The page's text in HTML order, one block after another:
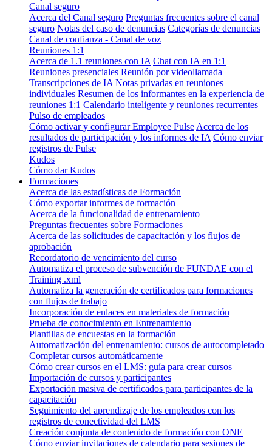
Canal seguro
Acerca del Canal seguro Preguntas frecuentes sobre el canal
seguro Notas del caso de denuncias Categorías de denuncias
Canal de confianza - Canal de voz
Reuniones 1:1
Acerca de 1.1 reuniones con IA Chat con IA en 1:1
Reuniones presenciales Reunión por videollamada
Transcripciones de IA Notas privadas en reuniones
individuales Resumen de los informantes en la experiencia de
reuniones 1:1 Calendario inteligente y reuniones recurrentes
Pulso de empleados
Cómo activar y configurar Employee Pulse Acerca de los
resultados de participación y los informes de IA Cómo enviar
registros de Pulse
Kudos
Cómo dar Kudos
Formaciones
Acerca de las estadísticas de Formación
Cómo exportar informes de formación
Acerca de la funcionalidad de entrenamiento
Preguntas frecuentes sobre Formaciones
Acerca de las solicitudes de capacitación y los flujos de
aprobación
Recordatorio de vencimiento del curso
Automatiza el proceso de subvención de FUNDAE con el
Training .xml
Automatiza la generación de certificados para formaciones
con flujos de trabajo
Incorporación de enlaces en materiales de formación
Prueba de conocimiento en Entrenamiento
Plantillas de encuestas en la formación
Automatización del entrenamiento: cursos de autocompletado
Completar cursos automáticamente
Cómo crear cursos en el LMS: guía para crear cursos
Importación de cursos y participantes
Exportación masiva de certificados para participantes de la
capacitación
Seguimiento del aprendizaje de los empleados con los
registros de conectividad del LMS
Creación conjunta de contenido de formación con ONE
Cómo enviar invitaciones de calendario para sesiones de